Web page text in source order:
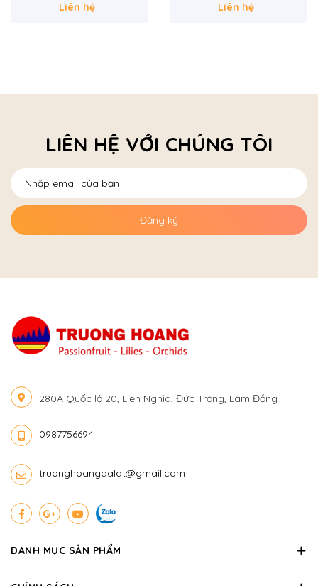
Liên hệ Liên hệ
LIÊN HỆ VỚI CHÚNG TÔI
Đăng ký
280A Quốc lộ 20, Liên Nghĩa, Đức Trọng, Lâm Đồng
0987756694
truonghoangdalat@gmail.com
DANH MỤC SẢN PHẨM